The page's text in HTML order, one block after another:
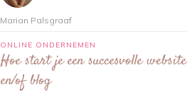
Marian Palsgraaf
ONLINE ONDERNEMEN
Hoe start je een succesvolle website
en/of blog